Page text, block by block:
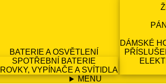
BATERIE A OSVĚTLENÍ
SPOTŘEBNÍ BATERIE
VYPÍNAČE A SVÍTIDLA
DÁMSKÉ
MENU